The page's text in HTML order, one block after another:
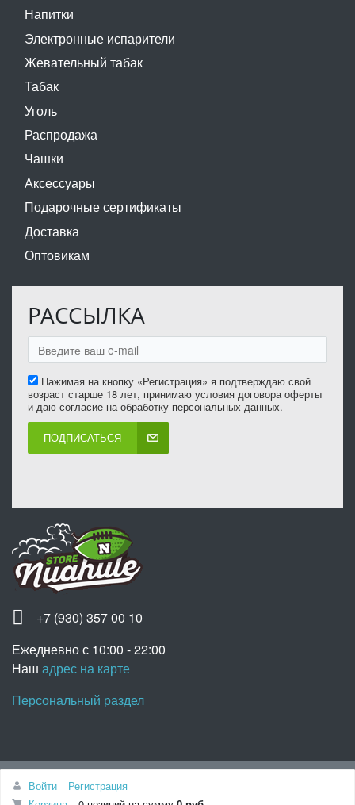
Напитки
Электронные испарители
Жевательный табак
Табак
Уголь
Распродажа
Чашки
Аксессуары
Подарочные сертификаты
Доставка
Оптовикам
РАССЫЛКА
Нажимая на кнопку «Регистрация» я подтверждаю свой
возраст старше 18 лет, принимаю условия договора оферты
и даю согласие на обработку персональных данных.
ПОДПИСАТЬСЯ
+7 (930) 357 00 10
Ежедневно с 10:00 - 22:00
Наш адрес на карте
Персональный раздел
© Интернет-магазин «Nuahule», 2020
Войти
Регистрация